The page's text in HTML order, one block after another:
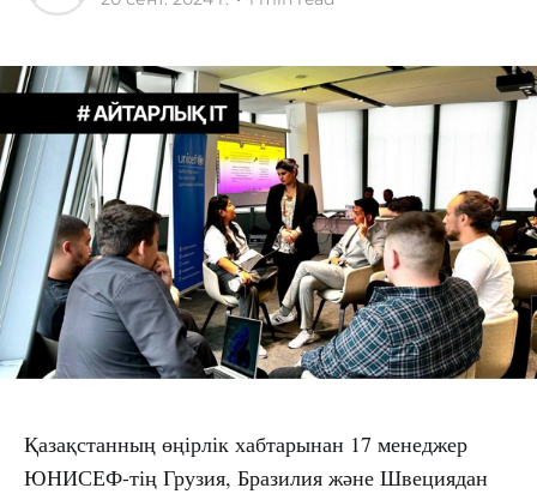
Қазақстанның өңірлік хабтарынан 17 менеджер
ЮНИСЕФ-тің Грузия, Бразилия және Швециядан